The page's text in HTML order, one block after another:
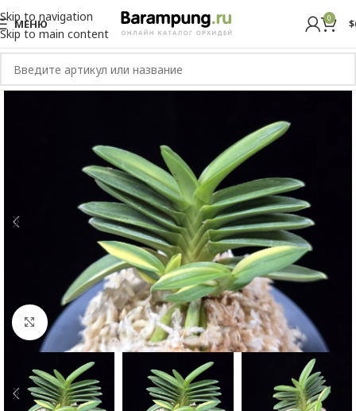
Skip to navigation
Skip to main content
МЕНЮ 0 $
Увеличить